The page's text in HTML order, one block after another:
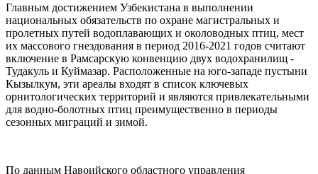
Главным достижением Узбекистана в выполнении
национальных обязательств по охране магистральных и
пролетных путей водоплавающих и околоводных птиц, мест
их массового гнездования в период 2016-2021 годов считают
включение в Рамсарскую конвенцию двух водохранилищ -
Тудакуль и Куймазар. Расположенные на юго-западе пустыни
Кызылкум, эти ареалы входят в список ключевых
орнитологических территорий и являются привлекательными
для водно-болотных птиц преимущественно в периоды
сезонных миграций и зимой.
По данным Навоийского областного управления